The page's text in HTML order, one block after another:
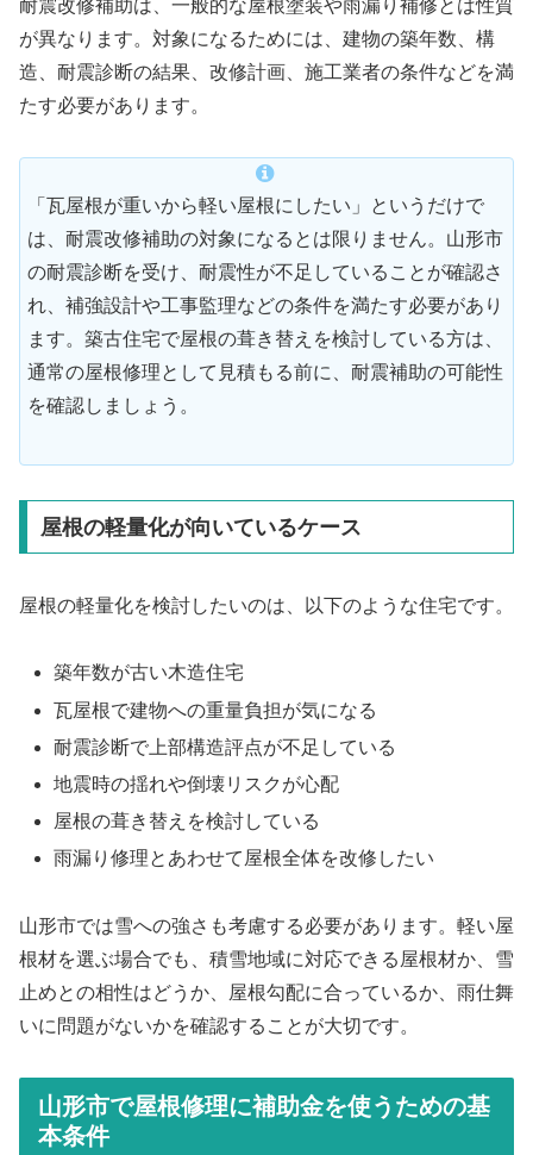
耐震改修補助は、一般的な屋根塗装や雨漏り補修とは性質
が異なります。対象になるためには、建物の築年数、構
造、耐震診断の結果、改修計画、施工業者の条件などを満
たす必要があります。
「瓦屋根が重いから軽い屋根にしたい」というだけで
は、耐震改修補助の対象になるとは限りません。山形市
の耐震診断を受け、耐震性が不足していることが確認さ
れ、補強設計や工事監理などの条件を満たす必要があり
ます。築古住宅で屋根の葺き替えを検討している方は、
通常の屋根修理として見積もる前に、耐震補助の可能性
を確認しましょう。
屋根の軽量化が向いているケース
屋根の軽量化を検討したいのは、以下のような住宅です。
築年数が古い木造住宅
瓦屋根で建物への重量負担が気になる
耐震診断で上部構造評点が不足している
地震時の揺れや倒壊リスクが心配
屋根の葺き替えを検討している
雨漏り修理とあわせて屋根全体を改修したい
山形市では雪への強さも考慮する必要があります。軽い屋
根材を選ぶ場合でも、積雪地域に対応できる屋根材か、雪
止めとの相性はどうか、屋根勾配に合っているか、雨仕舞
いに問題がないかを確認することが大切です。
山形市で屋根修理に補助金を使うための基
本条件